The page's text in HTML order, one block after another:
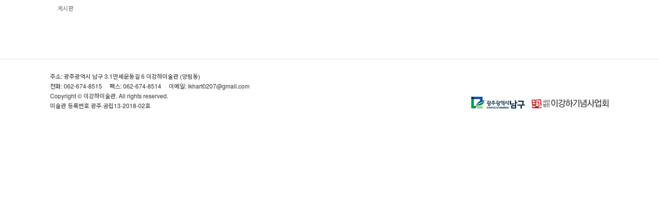
게시판
주소: 광주광역시 남구 3.1만세운동길 6 이강하미술관 (양림동)
전화: 062-674-8515
팩스: 062-674-8514
이메일: lkhart0207@gmail.com
Copyright © 이강하미술관. All rights reserved.
미술관 등록번호 광주·공립13-2018-02호